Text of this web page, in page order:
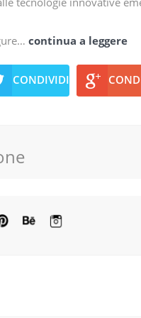
continua a leggere
CONDIVIDI